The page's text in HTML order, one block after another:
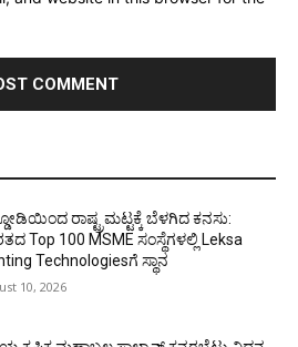
ರಾಷ್ಟ್ರಮಟ್ಟಕ್ಕೆ ಬೆಳಗಿದ ಕನಸು:
Top 100 MSME ಸಂಸ್ಥೆಗಳಲ್ಲಿ Leksa
Technologiesಗೆ ಸ್ಥಾನ
10, 2026